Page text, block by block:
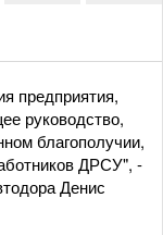
предприятия,
руководство,
благополучии,
ДРСУ", -
Денис